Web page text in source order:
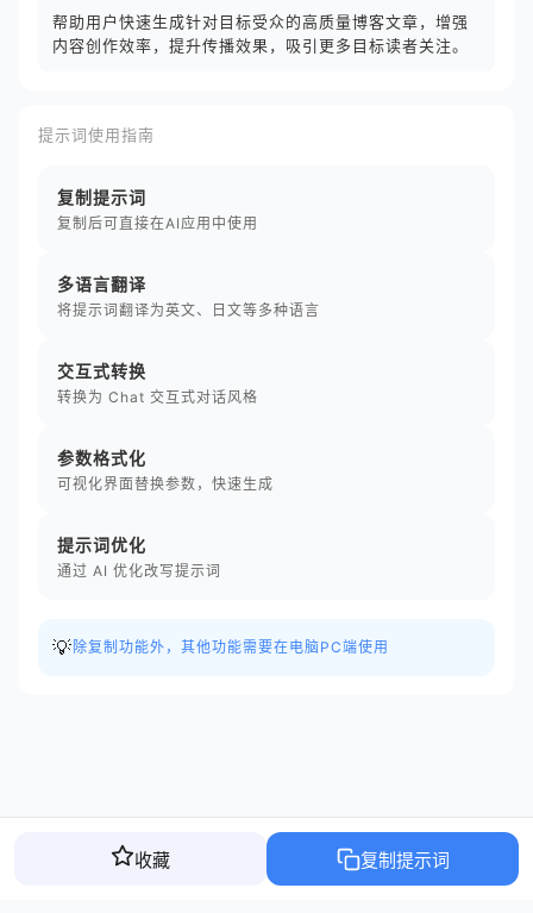
帮助用户快速生成针对目标受众的高质量博客文章，增强
内容创作效率，提升传播效果，吸引更多目标读者关注。
提示词使用指南
复制提示词
复制后可直接在AI应用中使用
多语言翻译
将提示词翻译为英文、日文等多种语言
交互式转换
转换为 Chat 交互式对话风格
参数格式化
可视化界面替换参数，快速生成
提示词优化
通过 AI 优化改写提示词
💡 除复制功能外，其他功能需要在电脑PC端使用
收藏 复制提示词